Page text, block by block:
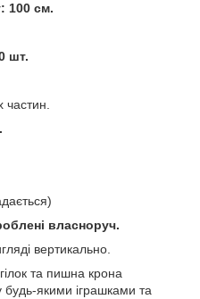
100 см.
шт.
частин.
власноруч.
вертикально.
та пишна крона
будь-якими іграшками та